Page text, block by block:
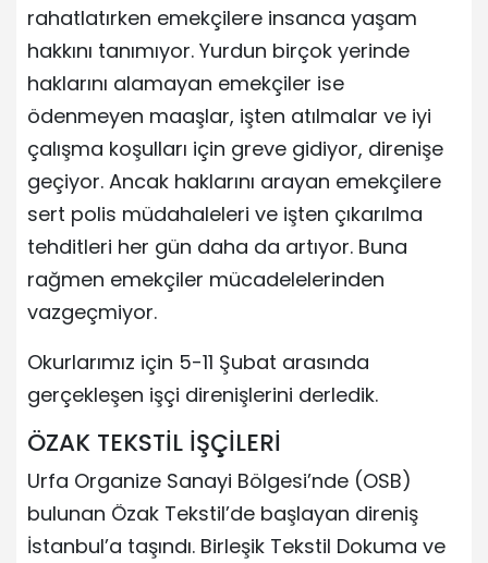
rahatlatırken emekçilere insanca yaşam
hakkını tanımıyor. Yurdun birçok yerinde
haklarını alamayan emekçiler ise
ödenmeyen maaşlar, işten atılmalar ve iyi
çalışma koşulları için greve gidiyor, direnişe
geçiyor. Ancak haklarını arayan emekçilere
sert polis müdahaleleri ve işten çıkarılma
tehditleri her gün daha da artıyor. Buna
rağmen emekçiler mücadelelerinden
vazgeçmiyor.
Okurlarımız için 5-11 Şubat arasında
gerçekleşen işçi direnişlerini derledik.
ÖZAK TEKSTİL İŞÇİLERİ
Urfa Organize Sanayi Bölgesi’nde (OSB)
bulunan Özak Tekstil’de başlayan direniş
İstanbul’a taşındı. Birleşik Tekstil Dokuma ve